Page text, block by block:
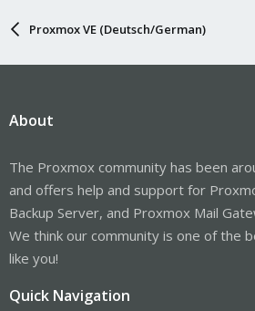
Proxmox VE (Deutsch/German)
About
The Proxmox community has been
and offers help and support for
Backup Server, and Proxmox Mail
We think our community is one of the
like you!
Quick Navigation